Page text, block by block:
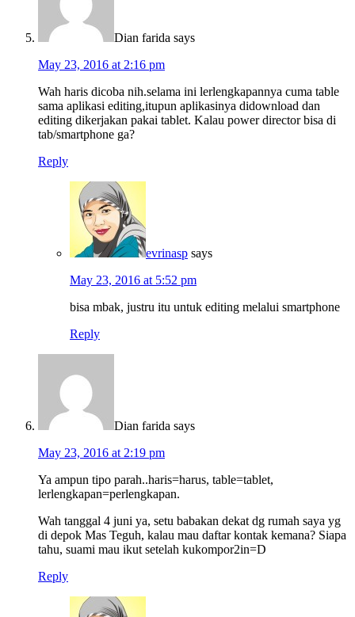
Dian farida says
May 23, 2016 at 2:16 pm
Wah haris dicoba nih.selama ini lerlengkapannya cuma table
sama aplikasi editing,itupun aplikasinya didownload dan
editing dikerjakan pakai tablet. Kalau power director bisa di
tab/smartphone ga?
Reply
evrinasp says
May 23, 2016 at 5:52 pm
bisa mbak, justru itu untuk editing melalui smartphone
Reply
Dian farida says
May 23, 2016 at 2:19 pm
Ya ampun tipo parah..haris=harus, table=tablet,
lerlengkapan=perlengkapan.
Wah tanggal 4 juni ya, setu babakan dekat dg rumah saya yg
di depok Mas Teguh, kalau mau daftar kontak kemana? Siapa
tahu, suami mau ikut setelah kukompor2in=D
Reply